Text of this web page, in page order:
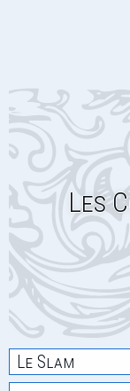
Les
Le Slam